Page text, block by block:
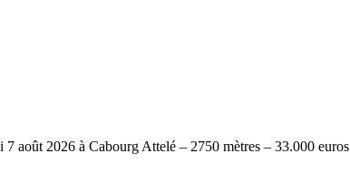
2026 à Cabourg Attelé – 2750 mètres – 33.000 euros